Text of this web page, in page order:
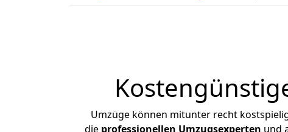
Umzüge können mitunter recht
die professionellen Umzugsexperten und